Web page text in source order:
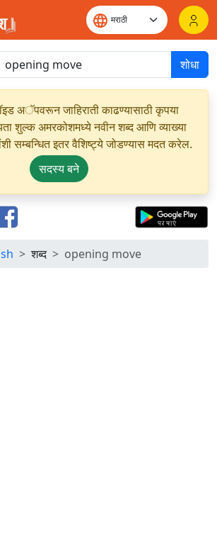
शोधा
अॅपवरून जाहिराती काढण्यासाठी कृपया
शुल्क अमरकोशमध्ये नवीन शब्द आणि व्याख्या
सम्बन्धित इतर वैशिष्ट्ये जोडण्यास मदत करेल.
सदस्य बने
शब्द opening move